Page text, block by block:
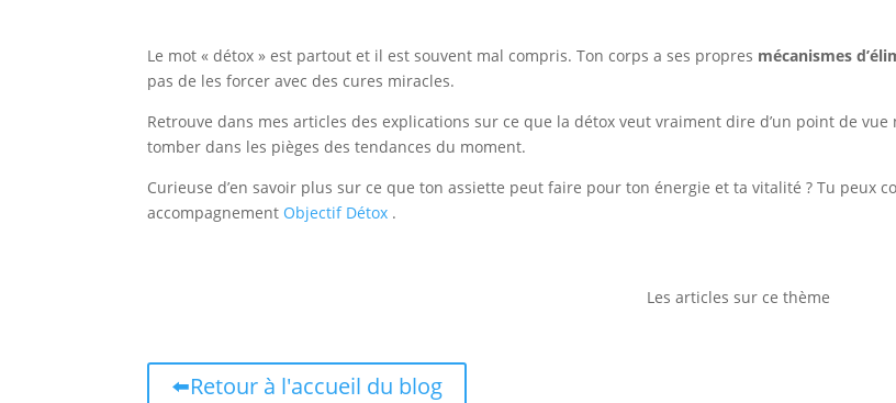
Le mot « détox » est partout et il est souvent mal compris. Ton corps a ses propres mécanismes
pas de les forcer avec des cures miracles.
Retrouve dans mes articles des explications sur ce que la détox veut vraiment dire d’un point de
tomber dans les pièges des tendances du moment.
Curieuse d’en savoir plus sur ce que ton assiette peut faire pour ton énergie et ta vitalité ? Tu peux
accompagnement Objectif Détox .
Les articles sur ce thème
⬅️Retour à l'accueil du blog